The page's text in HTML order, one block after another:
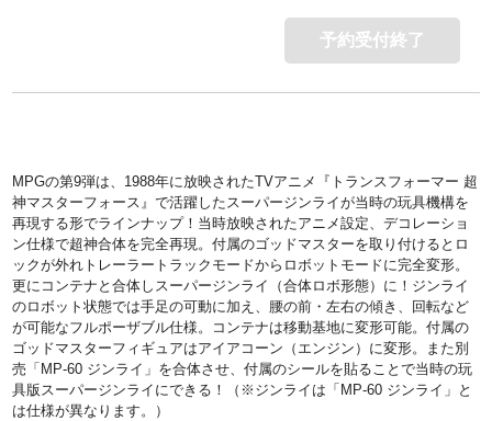
予約受付終了
MPGの第9弾は、1988年に放映されたTVアニメ『トランスフォーマー 超
神マスターフォース』で活躍したスーパージンライが当時の玩具機構を
再現する形でラインナップ！当時放映されたアニメ設定、デコレーショ
ン仕様で超神合体を完全再現。付属のゴッドマスターを取り付けるとロ
ックが外れトレーラートラックモードからロボットモードに完全変形。
更にコンテナと合体しスーパージンライ（合体ロボ形態）に！ジンライ
のロボット状態では手足の可動に加え、腰の前・左右の傾き、回転など
が可能なフルポーザブル仕様。コンテナは移動基地に変形可能。付属の
ゴッドマスターフィギュアはアイアコーン（エンジン）に変形。また別
売「MP-60 ジンライ」を合体させ、付属のシールを貼ることで当時の玩
具版スーパージンライにできる！（※ジンライは「MP-60 ジンライ」と
は仕様が異なります。）